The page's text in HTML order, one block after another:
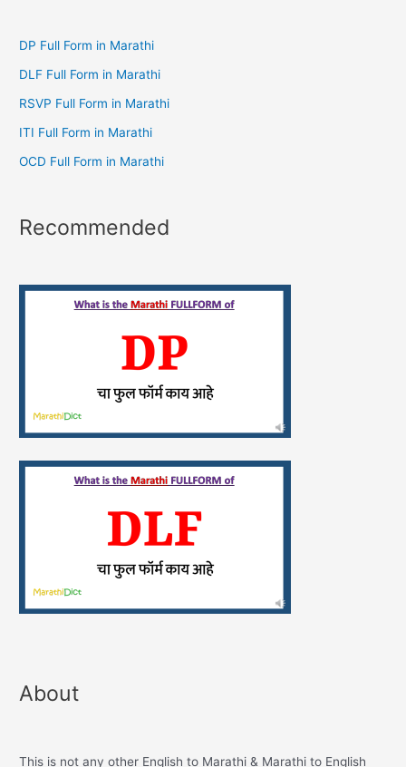
DP Full Form in Marathi
DLF Full Form in Marathi
RSVP Full Form in Marathi
ITI Full Form in Marathi
OCD Full Form in Marathi
Recommended
About
This is not any other English to Marathi & Marathi to English